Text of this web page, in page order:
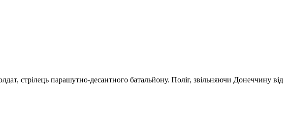
стрілець парашутно-десантного батальйону. Поліг, звільняючи Донеччину від